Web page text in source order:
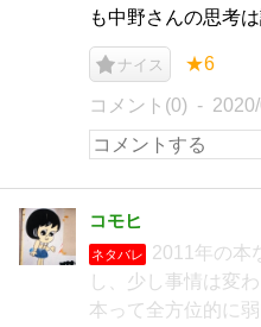
も中野さんの思考
ナイス ★6
コメント(0)
コモヒ
ネタバレ
2011年の本
し、少し事情は変
本って全方位的に